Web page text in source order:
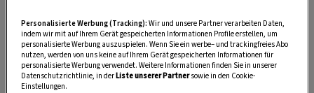
SPEICHERN DRUCKEN
Für das Rehragout
Personalisierte Werbung (Tracking): Wir und unsere Partner verarbeiten Daten,
indem wir mit auf Ihrem Gerät gespeicherten Informationen Profile erstellen, um
personalisierte Werbung auszuspielen. Wenn Sie ein werbe– und trackingfreies Abo
nutzen, werden von uns keine auf Ihrem Gerät gespeicherten Informationen für
personalisierte Werbung verwendet. Weitere Informationen finden Sie in unserer
Datenschutzrichtlinie, in derListe unserer Partnersowie in den Cookie-
Einstellungen.